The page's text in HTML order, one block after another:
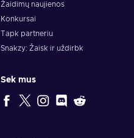
Žaidimų naujienos
Konkursai
Tapk partneriu
Snakzy: Žaisk ir uždirbk
Sek mus